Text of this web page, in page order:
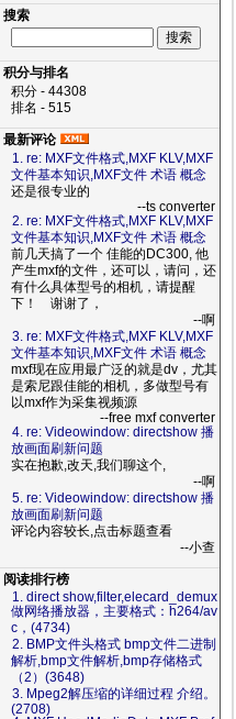
搜索
积分与排名
积分 - 44308
排名 - 515
最新评论
1. re: MXF文件格式,MXF KLV,MXF
文件基本知识,MXF文件 术语 概念
还是很专业的
--ts converter
2. re: MXF文件格式,MXF KLV,MXF
文件基本知识,MXF文件 术语 概念
前几天搞了一个 佳能的DC300, 他
产生mxf的文件，还可以，请问，还
有什么具体型号的相机，请提醒
下！ 谢谢了，
--啊
3. re: MXF文件格式,MXF KLV,MXF
文件基本知识,MXF文件 术语 概念
mxf现在应用最广泛的就是dv，尤其
是索尼跟佳能的相机，多做型号有
以mxf作为采集视频源
--free mxf converter
4. re: Videowindow: directshow 播
放画面刷新问题
实在抱歉,改天,我们聊这个,
--啊
5. re: Videowindow: directshow 播
放画面刷新问题
评论内容较长,点击标题查看
--小查
阅读排行榜
1. direct show,filter,elecard_demux
做网络播放器，主要格式：h264/av
c，(4734)
2. BMP文件头格式 bmp文件二进制
解析,bmp文件解析,bmp存储格式
（2）(3648)
3. Mpeg2解压缩的详细过程 介绍。
(2708)